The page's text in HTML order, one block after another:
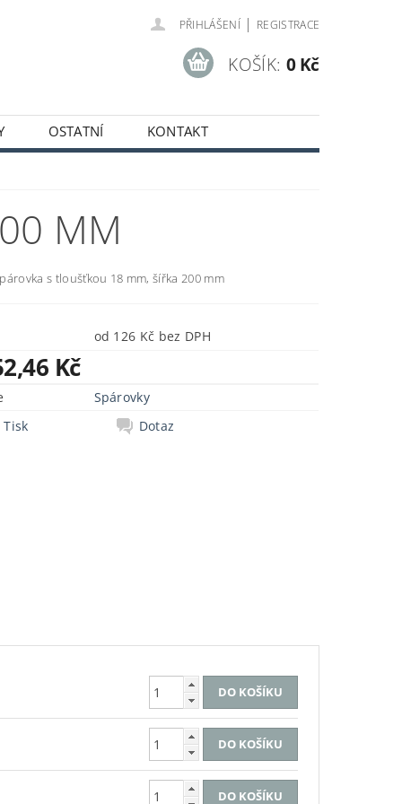
PŘIHLÁŠENÍ | REGISTRACE
KOŠÍK: 0 Kč
OSTATNÍ
KONTAKT
MM
s tloušťkou 18 mm, šířka 200 mm
od 126 Kč bez DPH
Kč
Spárovky
Tisk
Dotaz